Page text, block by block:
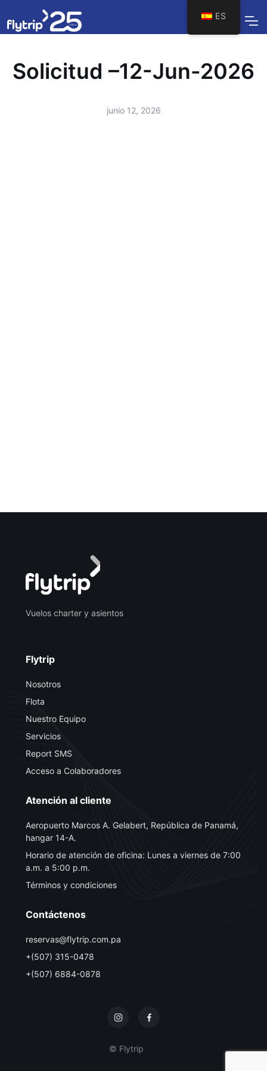
Solicitud –12-Jun-2026
junio 12, 2026
Vuelos charter y asientos
Flytrip
Nosotros
Flota
Nuestro Equipo
Servicios
Report SMS
Acceso a Colaboradores
Atención al cliente
Aeropuerto Marcos A. Gelabert, República de Panamá,
hangar 14-A.
Horario de atención de oficina: Lunes a viernes de 7:00
a.m. a 5:00 p.m.
Términos y condiciones
Contáctenos
reservas@flytrip.com.pa
+(507) 315-0478
+(507) 6884-0878
© Flytrip
ES